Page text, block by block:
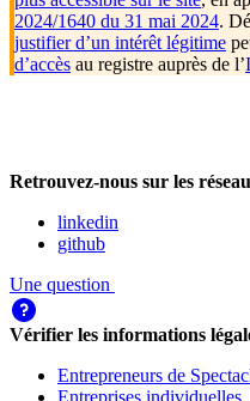
2024/1640 du 31 mai 2024.
justifier d’un intérêt légitime
d’accès au registre auprès de l’
Retrouvez-nous sur les
linkedin
github
Une question
Vérifier les informations
Entrepreneurs de